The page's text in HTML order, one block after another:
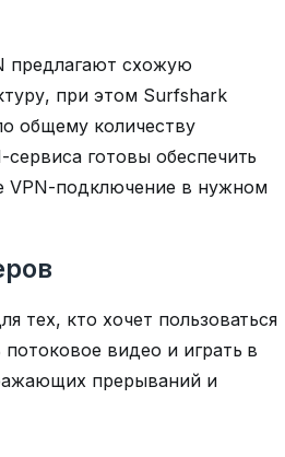
предлагают схожую
при этом Surfshark
общему количеству
готовы обеспечить
VPN-подключение в нужном
тех, кто хочет пользоваться
видео и играть в
прерываний и